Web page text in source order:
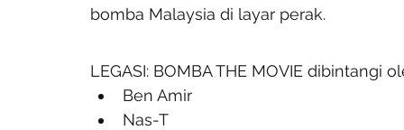
bomba Malaysia di layar perak.
LEGASI: BOMBA THE MOVIE dibintangi
Ben Amir
Nas-T